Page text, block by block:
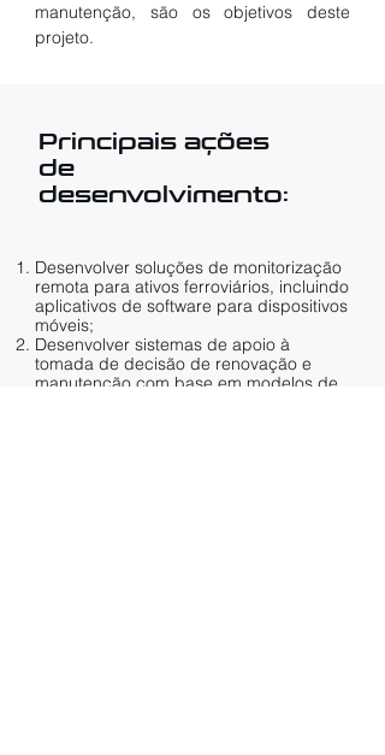
manutenção, são os objetivos deste
projeto.
Principais ações
de
desenvolvimento:
Desenvolver soluções de monitorização
remota para ativos ferroviários, incluindo
aplicativos de software para dispositivos
móveis;
Desenvolver sistemas de apoio à
tomada de decisão de renovação e
manutenção com base em modelos de